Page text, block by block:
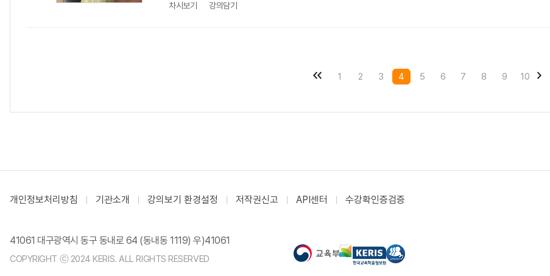
차시보기
강의담기
1 2 3 4 5 6 7 8 9 10
개인정보처리방침 기관소개 강의보기 환경설정 저작권신고 API센터 수강확인증검증
41061 대구광역시 동구 동내로 64 (동내동 1119) 우)41061
COPYRIGHT ⓒ 2024 KERIS. ALL RIGHTS RESERVED